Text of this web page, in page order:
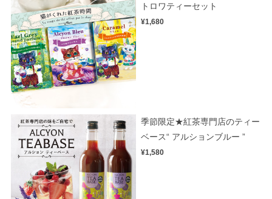
トロワティーセット
¥1,680
季節限定★紅茶専門店のティー
ベース“ アルションブルー ”
¥1,580